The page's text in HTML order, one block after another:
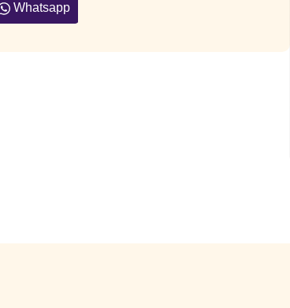
Whatsapp